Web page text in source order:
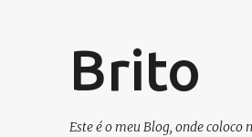
Brito
Este é o meu Blog, onde coloco